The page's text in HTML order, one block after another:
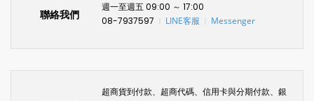
聯絡我們
週一至週五 09:00 ～ 17:00
08-7937597
LINE客服 Messenger
超商貨到付款、超商代碼、信用卡與分期付款、銀